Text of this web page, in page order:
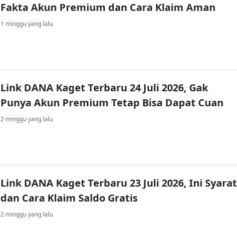
Fakta Akun Premium dan Cara Klaim Aman
1 minggu yang lalu
Link DANA Kaget Terbaru 24 Juli 2026, Gak
Punya Akun Premium Tetap Bisa Dapat Cuan
2 minggu yang lalu
Link DANA Kaget Terbaru 23 Juli 2026, Ini Syarat
dan Cara Klaim Saldo Gratis
2 minggu yang lalu